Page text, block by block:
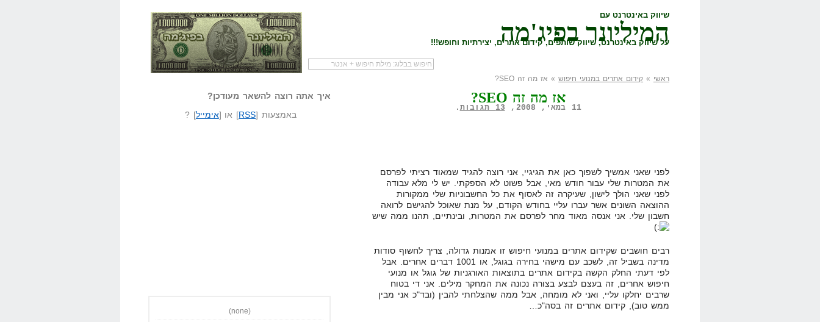
שיווק באינטרנט עם
המיליונר בפיג'מה
על שיווק באינטרנט, שיווק שותפים, קידום אתרים, יצירתיות וחופש!!!
שאל שאלה המיליונר בפיג'מה שיווק שותפים
ראשי » קידום אתרים במנועי חיפוש» אז מה זה SEO?
אז מה זה SEO?
11 במאי, 2008, 13 תגובות .
לפני שאני אמשיך לשפוך כאן את הגיגיי, אני רוצה להגיד שמאוד רציתי לפרסם
את המטרות שלי עבור חודש מאי, אבל פשוט לא הספקתי. יש לי מלא עבודה
לפני שאני הולך לישון, שעיקרה זה לאסוף את כל החשבוניות שלי ממקורות
ההוצאה השונים אשר עברו עליי בחודש הקודם, על מנת שאוכל להגישם לרואה
חשבון שלי. אני אנסה מאוד מחר לפרסם את המטרות, ובינתיים, תהנו ממה שיש
רבים חושבים שקידום אתרים במנועי חיפוש זו אמנות גדולה, צריך לחשוף סודות
מדינה בשביל זה, לשכב עם מישהי בחירה בגוגל, או 1001 דברים אחרים. אבל
לפי דעתי החלק הקשה בקידום אתרים בתוצאות האורגניות של גוגל או מנועי
חיפוש אחרים, זה בעצם לבצע בצורה נכונה את המחקר מילים. אני די בטוח
שרבים יחלקו עליי, ואני לא מומחה, אבל ממה שהצלחתי להבין (ובד"כ אני מבין
ממש טוב), קידום אתרים זה בסה"כ…
איך אתה רוצה להשאר מעודכן?
באמצעות [RSS] או [אימייל] ?
(none)